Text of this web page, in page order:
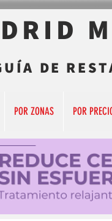
DE
POR ZONAS POR